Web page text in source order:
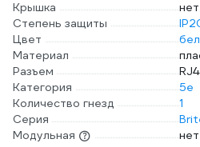
Крышка
нет
Степень защиты
Цвет
Материал
Разъем
Категория
5е
Количество гнезд
1
Серия
Модульная
нет